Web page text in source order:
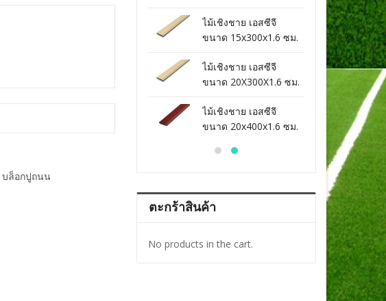
บล็อกปูถนน
รองพื้น
ไม้เชิงชาย เอสซีจี
ขนาด 15x300x1.6 ซม.
ไม้เชิงชาย เอสซีจี
ขนาด 20X300X1.6 ซม.
ไม้เชิงชาย เอสซีจี
ขนาด 20x400x1.6 ซม.
สีสักท
ไม้เชิ
ขนาด
สีรอง
ไม้เชิ
ขนา
สีรอง
ไม้เชิ
ขนาด
สีรอง
ตะกร้าสินค้า
No products in the cart.